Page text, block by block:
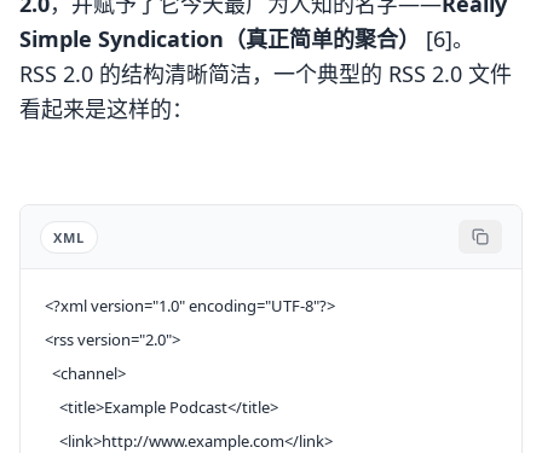
Simple Syndication（真正简单的聚合）
[6]。
RSS 2.0 的结构清晰简洁，一个典型的 RSS 2.0 文件
看起来是这样的：
XML
<?xml version="1.0" encoding="UTF-8"?>
<rss version="2.0">
  <
channel>
    <
title>Example Podcast</title>
    <
link>http://www.example.com</link>